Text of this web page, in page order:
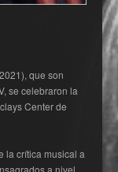
que son
se celebraron la
Center de
la crítica musical a
a nivel